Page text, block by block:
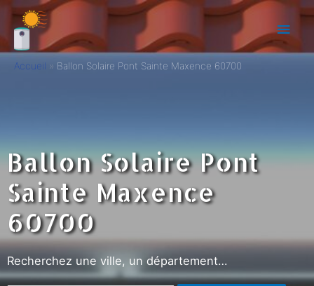
Accueil Ballon Solaire Pont Sainte Maxence 60700
Ballon Solaire Pont
Sainte Maxence
60700
Recherchez une ville, un département…